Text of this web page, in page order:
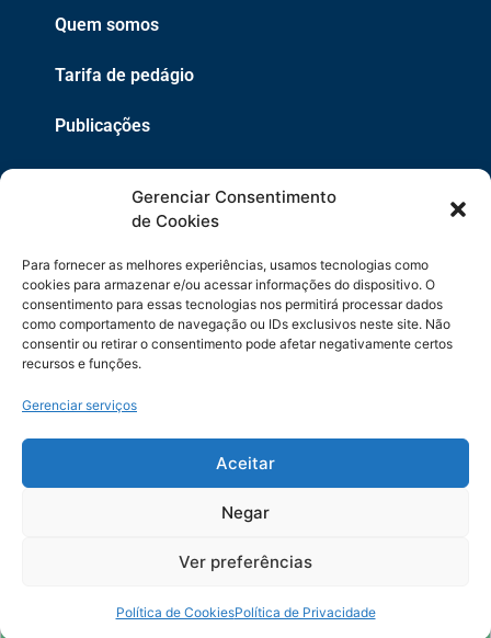
Gerenciar Consentimento
de Cookies
Para fornecer as melhores experiências, usamos tecnologias como
cookies para armazenar e/ou acessar informações do dispositivo. O
consentimento para essas tecnologias nos permitirá processar dados
como comportamento de navegação ou IDs exclusivos neste site. Não
consentir ou retirar o consentimento pode afetar negativamente certos
recursos e funções.
Gerenciar serviços
Aceitar
Negar
Ver preferências
Política de CookiesPolítica de Privacidade
Quem somos
Tarifa de pedágio
Publicações
EPR
Copyright 2021 © 2026 Grupo EPR - Todos Os Direitos
Código de Defesa do Consumidor
Política de Cookies
Menu rápido